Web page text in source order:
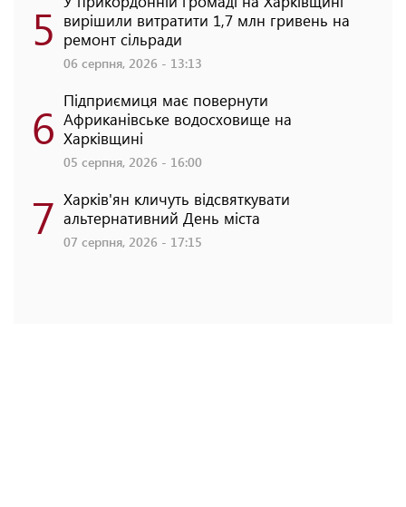
5 вирішили витратити 1,7 млн гривень на
ремонт сільради
06 серпня, 2026 - 13:13
6 Підприємиця має повернути
Африканівське водосховище на
Харківщині
05 серпня, 2026 - 16:00
7 Харків'ян кличуть відсвяткувати
альтернативний День міста
07 серпня, 2026 - 17:15